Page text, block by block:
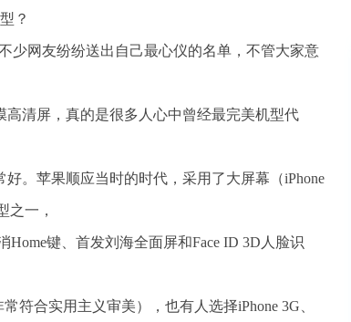
？
少网友纷纷送出自己最心仪的名单，不管大家意
高清屏，真的是很多人心中曾经最完美机型代
。苹果顺应当时的时代，采用了大屏幕（iPhone
之一，
键、首发刘海全面屏和Face ID 3D人脸识
符合实用主义审美），也有人选择iPhone 3G、